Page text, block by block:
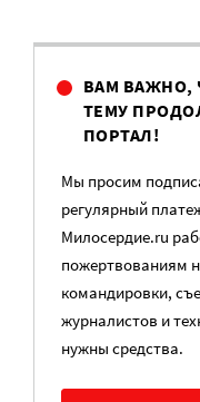
ВАМ ВАЖНО,
ТЕМУ
ПОРТАЛ!
Мы просим
регулярный
Милосердие.ru
пожертвованиям
командировки,
журналистов и
нужны средства.